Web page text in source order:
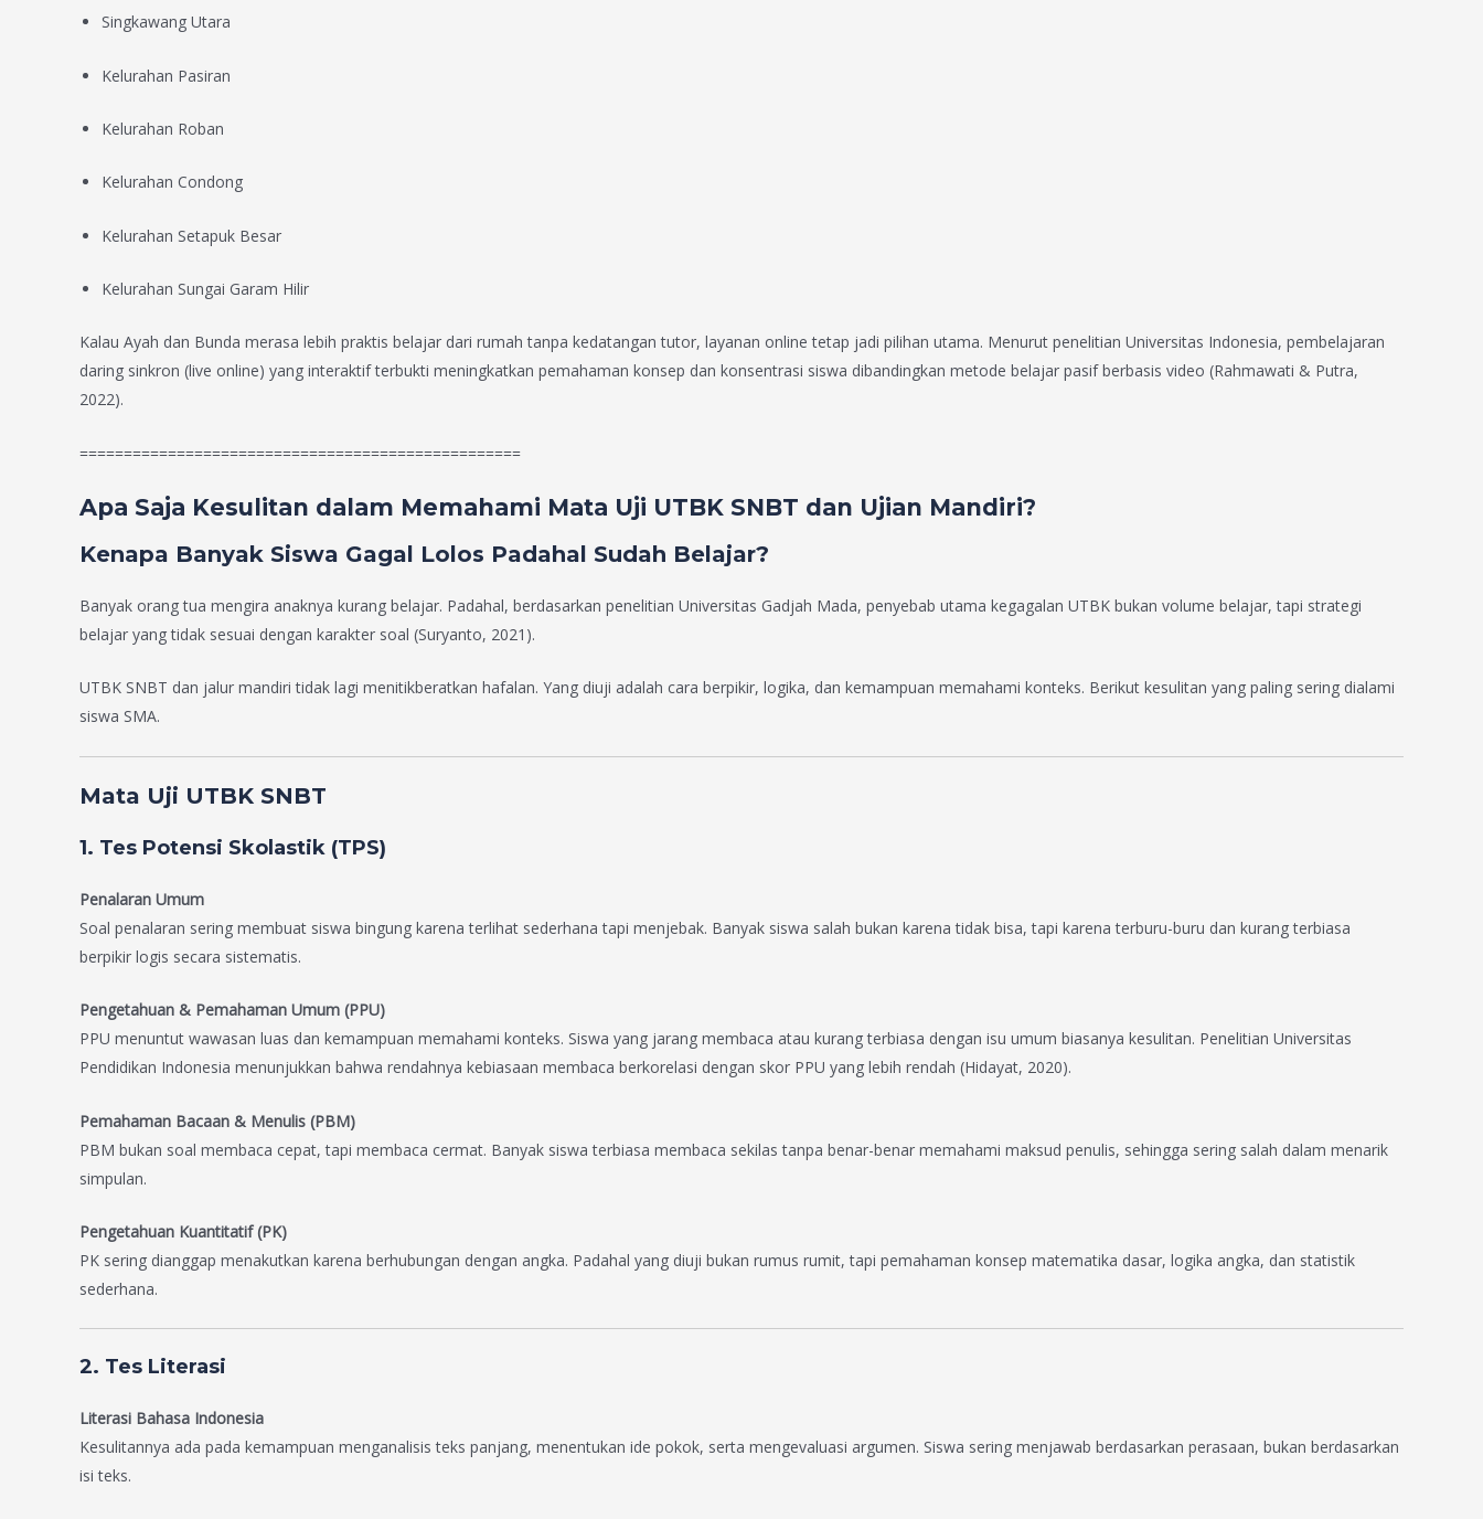
Singkawang Utara
Kelurahan Pasiran
Kelurahan Roban
Kelurahan Condong
Kelurahan Setapuk Besar
Kelurahan Sungai Garam Hilir
Kalau Ayah dan Bunda merasa lebih praktis belajar dari rumah tanpa kedatangan tutor, layanan online tetap jadi pilihan utama. Menurut penelitian Universitas Indonesia, pembelajaran
daring sinkron (live online) yang interaktif terbukti meningkatkan pemahaman konsep dan konsentrasi siswa dibandingkan metode belajar pasif berbasis video (Rahmawati & Putra,
2022).
==================================================
Apa Saja Kesulitan dalam Memahami Mata Uji UTBK SNBT dan Ujian Mandiri?
Kenapa Banyak Siswa Gagal Lolos Padahal Sudah Belajar?
Banyak orang tua mengira anaknya kurang belajar. Padahal, berdasarkan penelitian Universitas Gadjah Mada, penyebab utama kegagalan UTBK bukan volume belajar, tapi strategi
belajar yang tidak sesuai dengan karakter soal (Suryanto, 2021).
UTBK SNBT dan jalur mandiri tidak lagi menitikberatkan hafalan. Yang diuji adalah cara berpikir, logika, dan kemampuan memahami konteks. Berikut kesulitan yang paling sering dialami
siswa SMA.
Mata Uji UTBK SNBT
1. Tes Potensi Skolastik (TPS)
Penalaran Umum
Soal penalaran sering membuat siswa bingung karena terlihat sederhana tapi menjebak. Banyak siswa salah bukan karena tidak bisa, tapi karena terburu-buru dan kurang terbiasa
berpikir logis secara sistematis.
Pengetahuan & Pemahaman Umum (PPU)
PPU menuntut wawasan luas dan kemampuan memahami konteks. Siswa yang jarang membaca atau kurang terbiasa dengan isu umum biasanya kesulitan. Penelitian Universitas
Pendidikan Indonesia menunjukkan bahwa rendahnya kebiasaan membaca berkorelasi dengan skor PPU yang lebih rendah (Hidayat, 2020).
Pemahaman Bacaan & Menulis (PBM)
PBM bukan soal membaca cepat, tapi membaca cermat. Banyak siswa terbiasa membaca sekilas tanpa benar-benar memahami maksud penulis, sehingga sering salah dalam menarik
simpulan.
Pengetahuan Kuantitatif (PK)
PK sering dianggap menakutkan karena berhubungan dengan angka. Padahal yang diuji bukan rumus rumit, tapi pemahaman konsep matematika dasar, logika angka, dan statistik
sederhana.
2. Tes Literasi
Literasi Bahasa Indonesia
Kesulitannya ada pada kemampuan menganalisis teks panjang, menentukan ide pokok, serta mengevaluasi argumen. Siswa sering menjawab berdasarkan perasaan, bukan berdasarkan
isi teks.